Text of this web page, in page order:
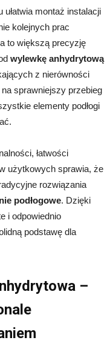
ułatwia montaż instalacji
kolejnych prac
to większą precyzję
wylewkę anhydrytową
z nierówności
na sprawniejszy przebieg
elementy podłogi
łatwości
użytkowych sprawia, że
rozwiązania
podłogowe. Dzięki
i odpowiednio
podstawę dla
–